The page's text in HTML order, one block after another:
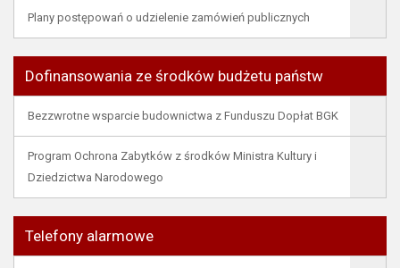
Plany postępowań o udzielenie zamówień publicznych
Dofinansowania ze środków budżetu państw
Bezzwrotne wsparcie budownictwa z Funduszu Dopłat BGK
Program Ochrona Zabytków z środków Ministra Kultury i
Dziedzictwa Narodowego
Telefony alarmowe